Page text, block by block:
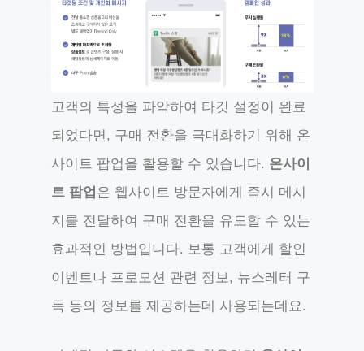
고객의 특성을 파악하여 타깃 설정이 완료
되었다면, 구매 전환을 극대화하기 위해 온
사이트 팝업을 활용할 수 있습니다. 온사이
트 팝업 은 웹사이트 방문자에게 즉시 메시
지를 전달하여 구매 전환을 유도할 수 있는
효과적인 방법입니다. 보통 고객에게 할인
이벤트나 프로모션 관련 정보, 뉴스레터 구
독 등의 정보를 제공하는데 사용되는데요.